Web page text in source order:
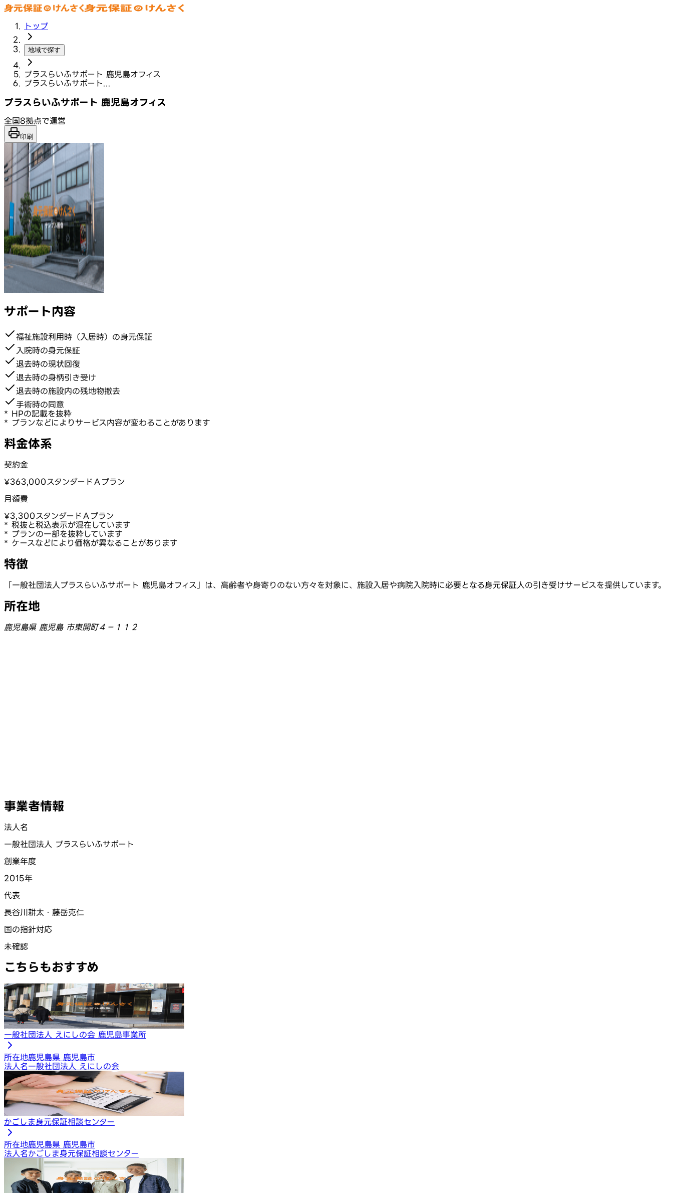
トップ
地域で探す
プラスらいふサポート 鹿児島オフィス
プラスらいふサポート...
プラスらいふサポート 鹿児島オフィス
全国8拠点で運営
印刷
サポート内容
福祉施設利用時（入居時）の身元保証
入院時の身元保証
退去時の現状回復
退去時の身柄引き受け
退去時の施設内の残地物撤去
手術時の同意
* HPの記載を抜粋
* プランなどによりサービス内容が変わることがあります
料金体系
契約金
¥363,000スタンダードＡプラン
月額費
¥3,300スタンダードＡプラン
* 税抜と税込表示が混在しています
* プランの一部を抜粋しています
* ケースなどにより価格が異なることがあります
特徴
「一般社団法人プラスらいふサポート 鹿児島オフィス」は、高齢者や身寄りのない方々を対象に、施設入居や病院入院時に必要となる身元保証人の引き受けサービスを提供しています。
所在地
鹿児島県 鹿児島 市東開町４−１１２
事業者情報
法人名
一般社団法人 プラスらいふサポート
創業年度
2015年
代表
長谷川耕太・藤岳克仁
国の指針対応
未確認
こちらもおすすめ
一般社団法人 えにしの会 鹿児島事業所
所在地鹿児島県 鹿児島市
法人名一般社団法人 えにしの会
かごしま身元保証相談センター
所在地鹿児島県 鹿児島市
法人名かごしま身元保証相談センター